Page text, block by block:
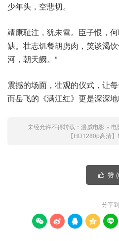
少年头，空悲切。
靖康耻注，犹未雪。臣子恨，
缺。壮志饥餐胡虏肉，笑谈渴
河，朝天阙。”
震撼的场面，壮观的仪式，让
而岳飞的《满江红》更是深深地
未经允许不得转载： 漫威电影 » 电
【HD1280p高清
 赞 (
分享到
    